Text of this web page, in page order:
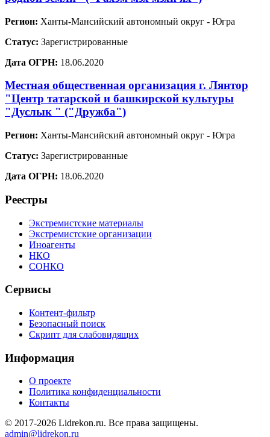
Регион: Ханты-Мансийский автономный округ - Югра
Статус: Зарегистрированные
Дата ОГРН: 18.06.2020
Местная общественная организация г. Лянтор
"Центр татарской и башкирской культуры
"Дуслык " ("Дружба")
Регион: Ханты-Мансийский автономный округ - Югра
Статус: Зарегистрированные
Дата ОГРН: 18.06.2020
Реестры
Экстремистские материалы
Экстремистские организации
Иноагенты
НКО
СОНКО
Сервисы
Контент-фильтр
Безопасный поиск
Скрипт для слабовидящих
Информация
О проекте
Политика конфиденциальности
Контакты
© 2017-2026 Lidrekon.ru. Все права защищены.
admin@lidrekon.ru